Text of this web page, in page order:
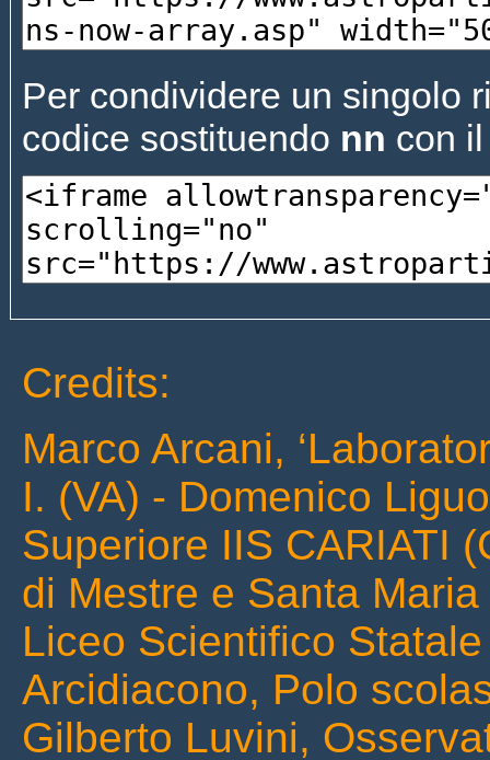
Per condividere un singolo
codice sostituendo nn con
Credits:
Marco Arcani,
I. (VA) - Domenico
Superiore IIS CARIATI
di Mestre e Santa
Liceo Scientifico
Arcidiacono, Polo
Gilberto Luvini,